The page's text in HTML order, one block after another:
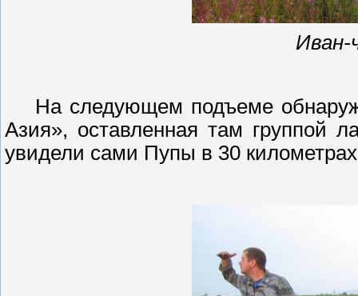
Иван-
На следующем подъеме
Азия», оставленная там группой
увидели сами Пупы в 30 километрах